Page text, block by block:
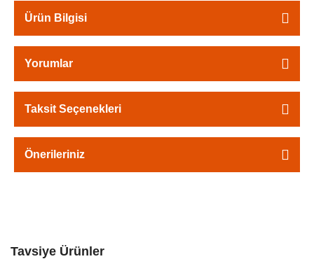
Ürün Bilgisi
Yorumlar
Taksit Seçenekleri
Önerileriniz
Tavsiye Ürünler